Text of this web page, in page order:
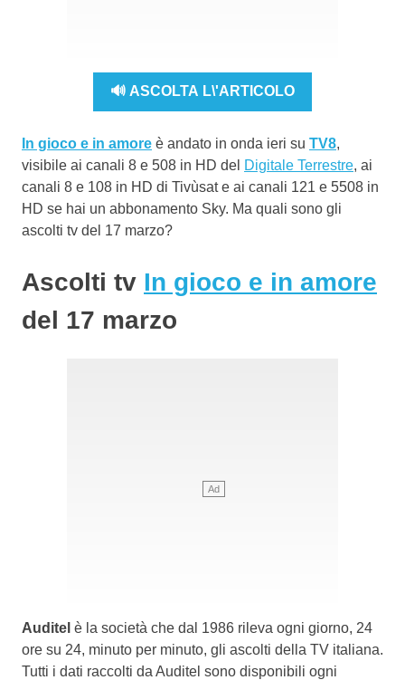
🔊 ASCOLTA L\'ARTICOLO
In gioco e in amore è andato in onda ieri su TV8,
visibile ai canali 8 e 508 in HD del Digitale Terrestre, ai
canali 8 e 108 in HD di Tivùsat e ai canali 121 e 5508 in
HD se hai un abbonamento Sky. Ma quali sono gli
ascolti tv del 17 marzo?
Ascolti tv In gioco e in amore
del 17 marzo
Auditel è la società che dal 1986 rileva ogni giorno, 24
ore su 24, minuto per minuto, gli ascolti della TV italiana.
Tutti i dati raccolti da Auditel sono disponibili ogni